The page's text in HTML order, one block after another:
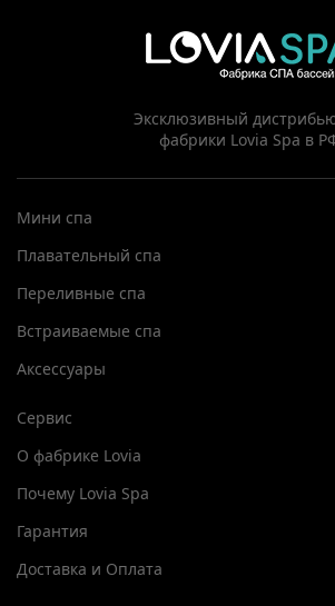
Эксклюзивный
фабрики Lovia Spa в
Мини спа
Плавательный спа
Переливные спа
Встраиваемые спа
Аксессуары
Сервис
О фабрике Lovia
Почему Lovia Spa
Гарантия
Доставка и Оплата